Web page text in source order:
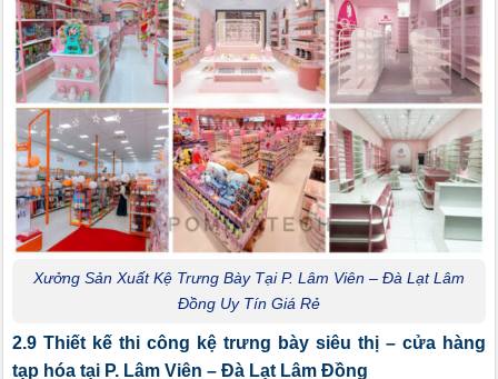
Xưởng Sản Xuất Kệ Trưng Bày Tại P. Lâm Viên – Đà Lạt Lâm
Đồng Uy Tín Giá Rẻ
2.9 Thiết kế thi công kệ trưng bày siêu thị – cửa hàng
tạp hóa tại P. Lâm Viên – Đà Lạt Lâm Đồng